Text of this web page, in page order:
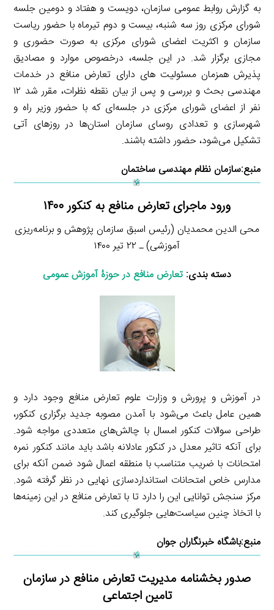
به گزارش روابط عمومی سازمان، دویست و هفتاد و دومین جلسه
شورای مرکزی روز سه شنبه، بیست و دوم تیرماه با حضور ریاست
سازمان و اکثریت اعضای شورای مرکزی به صورت حضوری و
مجازی برگزار شد. در این جلسه، درخصوص موارد و مصادیق
پذیرش همزمان مسئولیت هاى داراى تعارض منافع در خدمات
مهندسی بحث و بررسی و پس از بیان نقطه نظرات، مقرر شد ١٢
نفر از اعضای شورای مرکزی در جلسه‌ای که با حضور وزیر راه و
شهرسازی و تعدادی روسای سازمان استان‌ها در روزهای آتی
تشکیل می‌شود، حضور داشته باشند.
منبع:سازمان نظام مهندسی ساختمان
ورود ماجرای تعارض منافع به کنکور ۱۴۰۰
محی الدین محمدیان (رئیس اسبق سازمان پژوهش و برنامه‌ریزی
آموزشی) ـ ۲۲ تیر ۱۴۰۰
دسته بندی: تعارض منافع در حوزۀ آموزش عمومی
در آموزش و پرورش و وزارت علوم تعارض منافع وجود دارد و
همین عامل باعث می‌شود با آمدن مصوبه جدید برگزاری کنکور،
طراحی سوالات کنکور امسال با چالش‌های متعددی مواجه شود.
برای آنکه تاثیر معدل در کنکور عادلانه باشد باید مانند کنکور نمره
امتحانات با ضریب متناسب با منطقه اعمال شود ضمن آنکه برای
مدارس خاص امتحانات استانداردسازی نهایی در نظر گرفته شود.
مرکز سنجش توانایی این را دارد تا با تعارض منافع در این زمینه‌ها
با اتخاذ چنین سیاست‌هایی جلوگیری کند.
منبع:باشگاه خبرنگاران جوان
صدور بخشنامه مدیریت تعارض منافع در سازمان
تامین اجتماعی